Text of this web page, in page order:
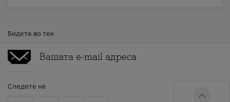
Бидете во тек
Следете нè